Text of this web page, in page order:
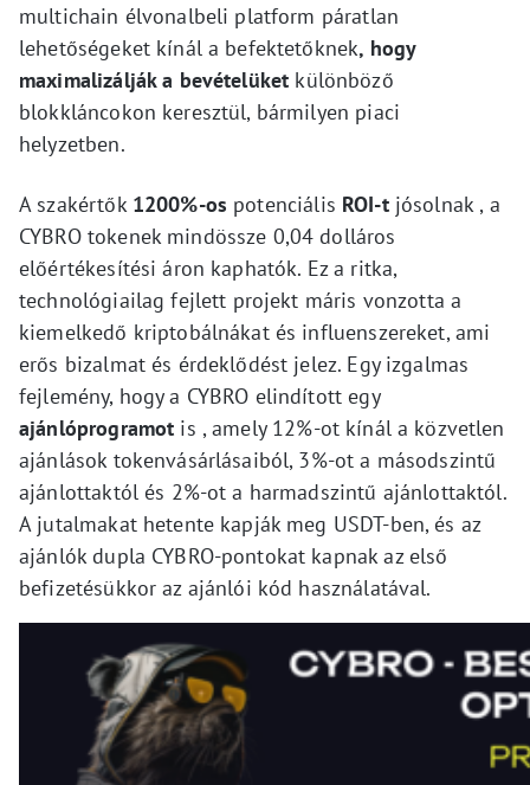
multichain élvonalbeli platform páratlan
lehetőségeket kínál a befektetőknek, hogy
maximalizálják a bevételüket különböző
blokkláncokon keresztül, bármilyen piaci
helyzetben.
A szakértők 1200%-os potenciális ROI-tjósolnak , a
CYBRO tokenek mindössze 0,04 dolláros
előértékesítési áron kaphatók. Ez a ritka,
technológiailag fejlett projekt máris vonzotta a
kiemelkedő kriptobálnákat és influenszereket, ami
erős bizalmat és érdeklődést jelez. Egy izgalmas
fejlemény, hogy a CYBRO elindított egy
ajánlóprogramot is , amely 12%-ot kínál a közvetlen
ajánlások tokenvásárlásaiból, 3%-ot a másodszintű
ajánlottaktól és 2%-ot a harmadszintű ajánlottaktól.
A jutalmakat hetente kapják meg USDT-ben, és az
ajánlók dupla CYBRO-pontokat kapnak az első
befizetésükkor az ajánlói kód használatával.